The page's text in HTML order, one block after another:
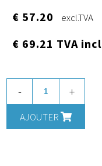
€ 57.20 excl.TVA
€ 69.21 TVA incl
- +
AJOUTER